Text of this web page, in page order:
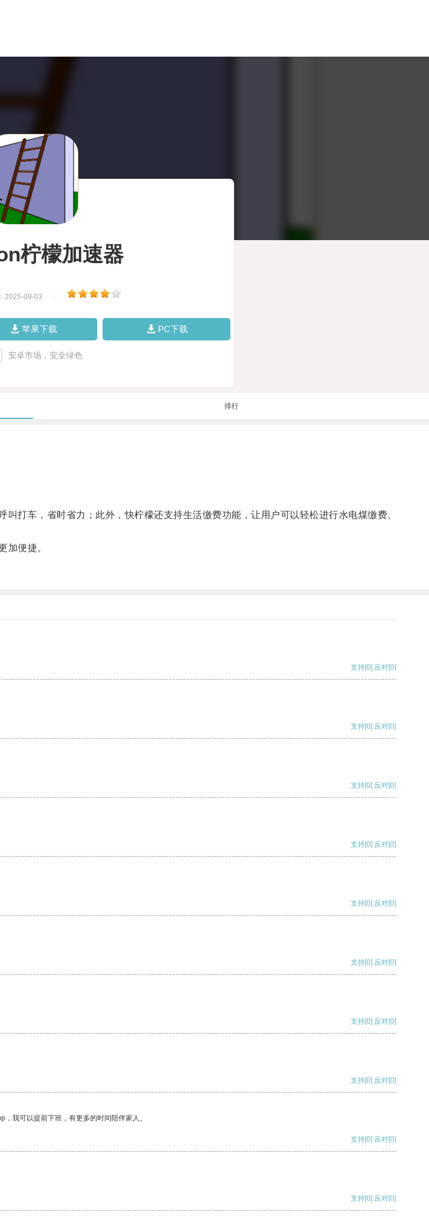
柠檬加速器
2025-09-03
苹果下载 PC下载
安卓市场，安全绿色
排行
车，省时省力；此外，快柠檬还支持生活缴费功能，让用户可以轻松进行水电煤缴费、
便捷。
支持[0] 反对[0]
支持[0] 反对[0]
支持[0] 反对[0]
支持[0] 反对[0]
支持[0] 反对[0]
支持[0] 反对[0]
支持[0] 反对[0]
支持[0] 反对[0]
我可以提前下班，有更多的时间陪伴家人。
支持[0] 反对[0]
支持[0] 反对[0]